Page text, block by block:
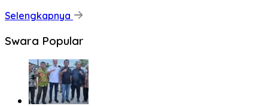
Selengkapnya
Swara Popular